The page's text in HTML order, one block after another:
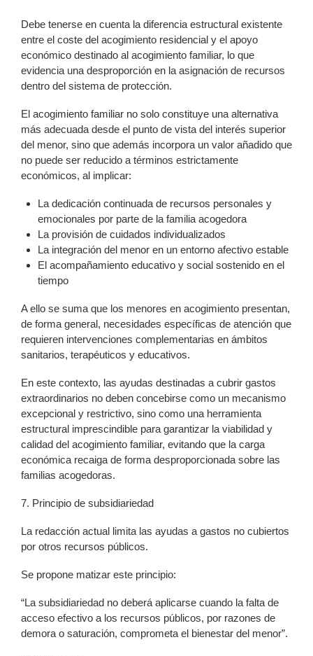
Debe tenerse en cuenta la diferencia estructural existente
entre el coste del acogimiento residencial y el apoyo
económico destinado al acogimiento familiar, lo que
evidencia una desproporción en la asignación de recursos
dentro del sistema de protección.
El acogimiento familiar no solo constituye una alternativa
más adecuada desde el punto de vista del interés superior
del menor, sino que además incorpora un valor añadido que
no puede ser reducido a términos estrictamente
económicos, al implicar:
La dedicación continuada de recursos personales y
emocionales por parte de la familia acogedora
La provisión de cuidados individualizados
La integración del menor en un entorno afectivo estable
El acompañamiento educativo y social sostenido en el
tiempo
A ello se suma que los menores en acogimiento presentan,
de forma general, necesidades específicas de atención que
requieren intervenciones complementarias en ámbitos
sanitarios, terapéuticos y educativos.
En este contexto, las ayudas destinadas a cubrir gastos
extraordinarios no deben concebirse como un mecanismo
excepcional y restrictivo, sino como una herramienta
estructural imprescindible para garantizar la viabilidad y
calidad del acogimiento familiar, evitando que la carga
económica recaiga de forma desproporcionada sobre las
familias acogedoras.
7. Principio de subsidiariedad
La redacción actual limita las ayudas a gastos no cubiertos
por otros recursos públicos.
Se propone matizar este principio:
“La subsidiariedad no deberá aplicarse cuando la falta de
acceso efectivo a los recursos públicos, por razones de
demora o saturación, comprometa el bienestar del menor”.